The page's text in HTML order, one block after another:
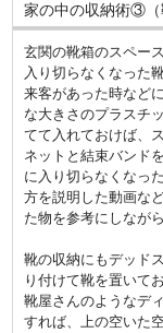
家の中の収納術③（
玄関の靴箱のスペー
入り切らなくなった
来客があった時など
な大きさのプラスチ
てて入れておけば、
ネットと結束バンド
に入り切らなくなっ
方を説明した動画な
た物を参考にしなが
靴の収納にもデッド
り付けて靴を置いて
靴屋さんのようなデ
すれば、上の空いた